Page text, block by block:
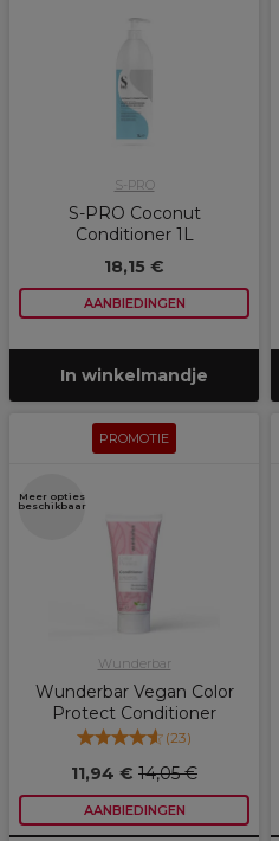
S-PRO
S-PRO Coconut
Conditioner 1L
18,15 €
AANBIEDINGEN
In winkelmandje
PROMOTIE
Meer opties
beschikbaar
Wunderbar
Wunderbar Vegan Color
Protect Conditioner
(23)
11,94 € 14,05 €
AANBIEDINGEN